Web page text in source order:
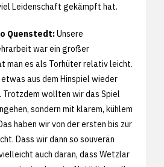
Leidenschaft gekämpft hat.
Quenstedt:Unsere
war ein großer
man es als Torhüter relativ leicht.
aus dem Hinspiel wieder
Trotzdem wollten wir das Spiel
sondern mit klarem, kühlem
haben wir von der ersten bis zur
Dass wir dann so souverän
auch daran, dass Wetzlar